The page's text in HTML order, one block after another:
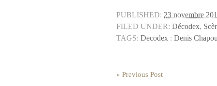
PUBLISHED: 23 novembre
FILED UNDER: Décodex,
TAGS: Decodex : Denis
« Previous Post